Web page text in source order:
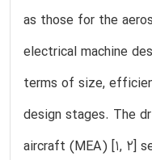
as those for the
electrical machine
terms of size,
design stages. The
aircraft (MEA) [1, 2]